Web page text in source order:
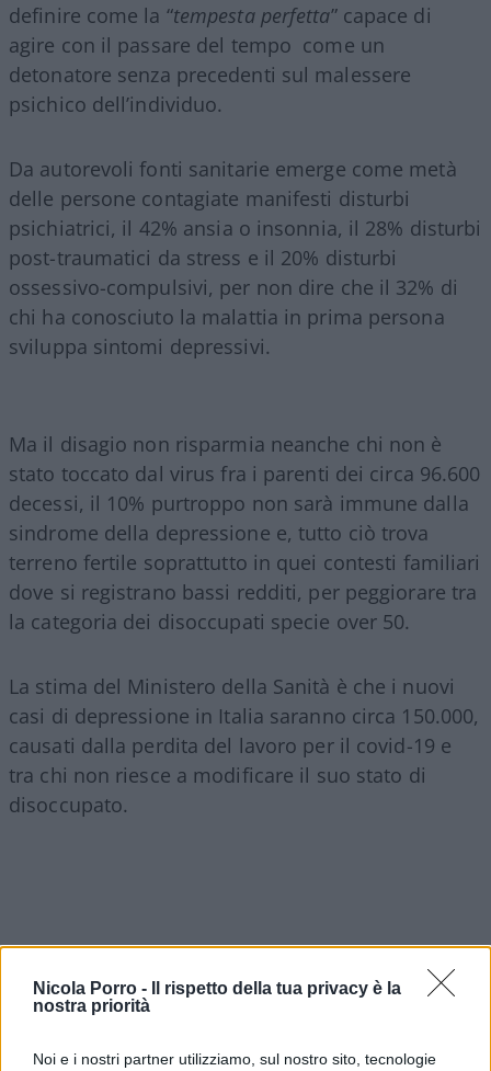
Nicola Porro -
Il rispetto della tua privacy è la
nostra priorità
Noi e i nostri partner utilizziamo, sul nostro sito, tecnologie
definire come la “tempesta perfetta” capace di
agire con il passare del tempo come un
detonatore senza precedenti sul malessere
psichico dell’individuo.
Da autorevoli fonti sanitarie emerge come metà
delle persone contagiate manifesti disturbi
psichiatrici, il 42% ansia o insonnia, il 28% disturbi
post-traumatici da stress e il 20% disturbi
ossessivo-compulsivi, per non dire che il 32% di
chi ha conosciuto la malattia in prima persona
sviluppa sintomi depressivi.
Ma il disagio non risparmia neanche chi non è
stato toccato dal virus fra i parenti dei circa 96.600
decessi, il 10% purtroppo non sarà immune dalla
sindrome della depressione e, tutto ciò trova
terreno fertile soprattutto in quei contesti familiari
dove si registrano bassi redditi, per peggiorare tra
la categoria dei disoccupati specie over 50.
La stima del Ministero della Sanità è che i nuovi
casi di depressione in Italia saranno circa 150.000,
causati dalla perdita del lavoro per il covid-19 e
tra chi non riesce a modificare il suo stato di
disoccupato.
Le donne, i giovani e gli anziani,
sono i soggetti più a rischio